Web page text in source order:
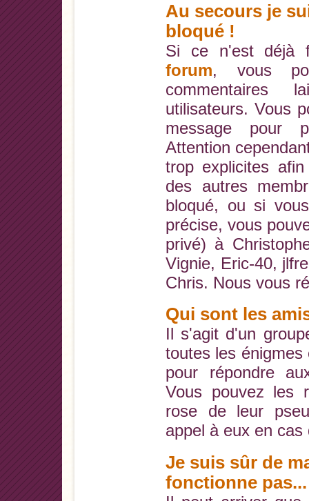
Au secours je
bloqué !
Si ce n'est déjà
forum, vous
commentaires
utilisateurs. Vous
message pour
Attention
trop explicites
des autres
bloqué, ou si
précise, vous
privé) à
Vignie, Eric-40,
Chris. Nous vous
Qui sont les
Il s'agit d'un
toutes les
pour répondre
Vous pouvez les
rose de leur
appel à eux en cas
Je suis sûr de
fonctionne